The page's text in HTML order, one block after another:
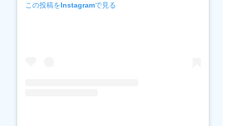
この投稿をInstagramで見る